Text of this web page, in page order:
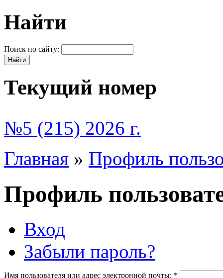
Найти
Поиск по сайту:
Текущий номер
№5 (215) 2026 г.
Главная » Профиль
Профиль
Вход
Забыли пароль?
Имя пользователя или адрес электронной почты: *